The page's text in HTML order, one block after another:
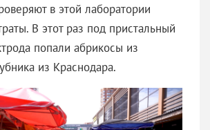
в этой лаборатории
В этот раз под пристальный
попали абрикосы из
из Краснодара.